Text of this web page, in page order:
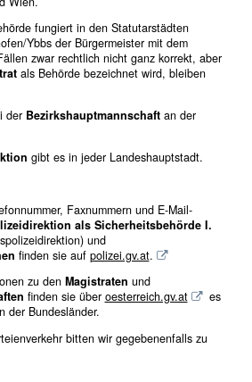
fungiert in den Statutarstädten
Ybbs der Bürgermeister mit dem
zwar rechtlich nicht ganz korrekt, aber
als Behörde bezeichnet wird, bleiben
der Bezirkshauptmannschaftan der
gibt es in jeder Landeshauptstadt.
Faxnummern und E-Mail-
als Sicherheitsbehörde I.
und
finden sie auf polizei.gv.at.
zu den Magistraten und
finden sie über oesterreich.gv.at
es
der Bundesländer.
bitten wir gegebenenfalls zu